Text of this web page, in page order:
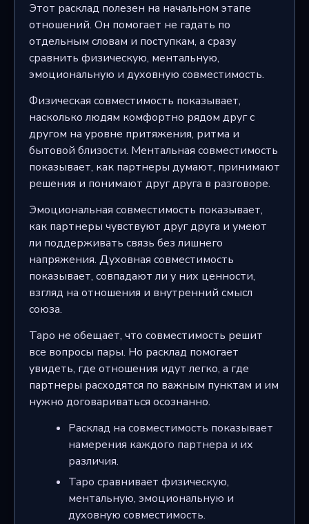
Этот расклад полезен на начальном этапе
отношений. Он помогает не гадать по
отдельным словам и поступкам, а сразу
сравнить физическую, ментальную,
эмоциональную и духовную совместимость.
Физическая совместимость показывает,
насколько людям комфортно рядом друг с
другом на уровне притяжения, ритма и
бытовой близости. Ментальная совместимость
показывает, как партнеры думают, принимают
решения и понимают друг друга в разговоре.
Эмоциональная совместимость показывает,
как партнеры чувствуют друг друга и умеют
ли поддерживать связь без лишнего
напряжения. Духовная совместимость
показывает, совпадают ли у них ценности,
взгляд на отношения и внутренний смысл
союза.
Таро не обещает, что совместимость решит
все вопросы пары. Но расклад помогает
увидеть, где отношения идут легко, а где
партнеры расходятся по важным пунктам и им
нужно договариваться осознанно.
Расклад на совместимость показывает
намерения каждого партнера и их
различия.
Таро сравнивает физическую,
ментальную, эмоциональную и
духовную совместимость.